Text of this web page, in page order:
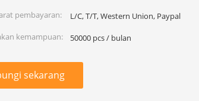
pembayaran:
L/C, T/T, Western Union, Paypal
kemampuan:
50000 pcs / bulan
sekarang